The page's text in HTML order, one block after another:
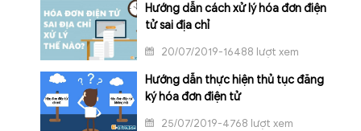
Hướng dẫn cách xử lý hóa đơn điện
tử sai địa chỉ
20/07/2019-16488 lượt xem
Hướng dẫn thực hiện thủ tục đăng
ký hóa đơn điện tử
25/07/2019-4768 lượt xem